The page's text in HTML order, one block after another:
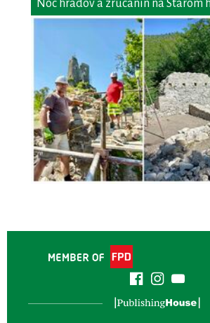
Noc hradov a zrúcanín na Starom